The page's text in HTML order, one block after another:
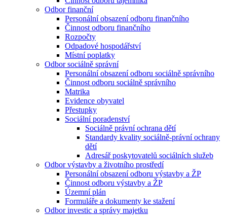
Odbor finanční
Personální obsazení odboru finančního
Činnost odboru finančního
Rozpočty
Odpadové hospodářství
Místní poplatky
Odbor sociálně správní
Personální obsazení odboru sociálně správního
Činnost odboru sociálně správního
Matrika
Evidence obyvatel
Přestupky
Sociální poradenství
Sociálně právní ochrana dětí
Standardy kvality sociálně-právní ochrany
dětí
Adresář poskytovatelů sociálních služeb
Odbor výstavby a životního prostředí
Personální obsazení odboru výstavby a ŽP
Činnost odboru výstavby a ŽP
Územní plán
Formuláře a dokumenty ke stažení
Odbor investic a správy majetku